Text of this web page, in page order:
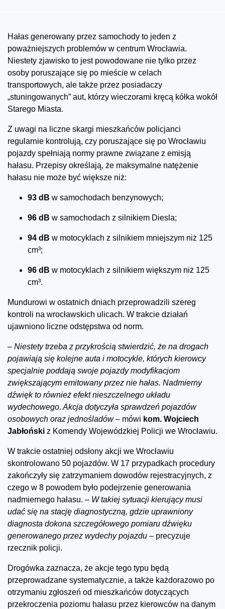
Hałas generowany przez samochody to jeden z
poważniejszych problemów w centrum Wrocławia.
Niestety zjawisko to jest powodowane nie tylko przez
osoby poruszające się po mieście w celach
transportowych, ale także przez posiadaczy
„stuningowanych” aut, którzy wieczorami kręcą kółka wokół
Starego Miasta.
Z uwagi na liczne skargi mieszkańców policjanci
regularnie kontrolują, czy poruszające się po Wrocławiu
pojazdy spełniają normy prawne związane z emisją
hałasu. Przepisy określają, że maksymalne natężenie
hałasu nie może być większe niż:
93 dB w samochodach benzynowych;
96 dB w samochodach z silnikiem Diesla;
94 dB w motocyklach z silnikiem mniejszym niż 125
cm³;
96 dB w motocyklach z silnikiem większym niż 125
cm³.
Mundurowi w ostatnich dniach przeprowadzili szereg
kontroli na wrocławskich ulicach. W trakcie działań
ujawniono liczne odstępstwa od norm.
– Niestety trzeba z przykrością stwierdzić, że na drogach
pojawiają się kolejne auta i motocykle, których kierowcy
specjalnie poddają swoje pojazdy modyfikacjom
zwiększającym emitowany przez nie hałas. Nadmierny
dźwięk to również efekt nieszczelnego układu
wydechowego. Akcja dotyczyła sprawdzeń pojazdów
osobowych oraz jednośladów – mówi kom. Wojciech
Jabłoński z Komendy Wojewódzkiej Policji we Wrocławiu.
W trakcie ostatniej odsłony akcji we Wrocławiu
skontrolowano 50 pojazdów. W 17 przypadkach procedury
zakończyły się zatrzymaniem dowodów rejestracyjnych, z
czego w 8 powodem było podejrzenie generowania
nadmiernego hałasu. – W takiej sytuacji kierujący musi
udać się na stację diagnostyczną, gdzie uprawniony
diagnosta dokona szczegółowego pomiaru dźwięku
generowanego przez wydechy pojazdu – precyzuje
rzecznik policji.
Drogówka zaznacza, że akcje tego typu będą
przeprowadzane systematycznie, a także każdorazowo po
otrzymaniu zgłoszeń od mieszkańców dotyczących
przekroczenia poziomu hałasu przez kierowców na danym